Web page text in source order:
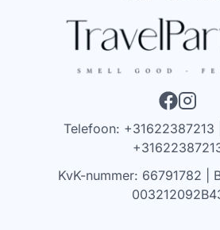
Telefoon: +31622387213
KvK-nummer: 66791782 |